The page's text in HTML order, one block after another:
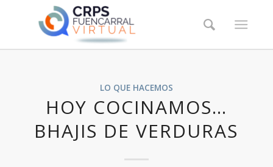
LO QUE HACEMOS
HOY COCINAMOS…
BHAJIS DE VERDURAS